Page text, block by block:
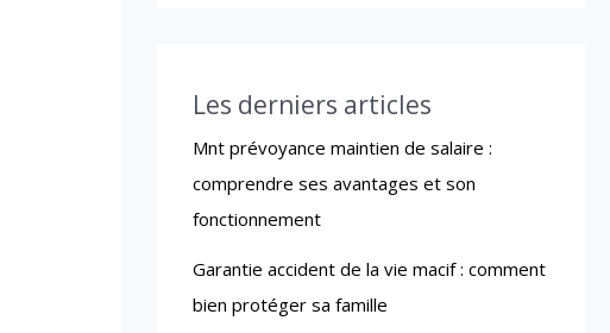
Les derniers articles
Mnt prévoyance maintien de salaire :
comprendre ses avantages et son
fonctionnement
Garantie accident de la vie macif : comment
bien protéger sa famille